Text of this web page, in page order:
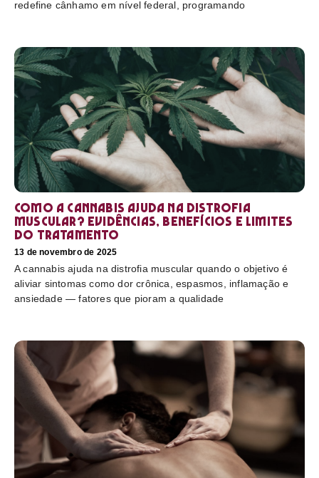
redefine cânhamo em nível federal, programando
Como a cannabis ajuda na distrofia
muscular? Evidências, benefícios e limites
do tratamento
13 de novembro de 2025
A cannabis ajuda na distrofia muscular quando o objetivo é
aliviar sintomas como dor crônica, espasmos, inflamação e
ansiedade — fatores que pioram a qualidade